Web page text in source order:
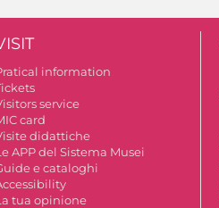
information
service
card
didattiche
APP del Sistema Musei
e cataloghi
tua opinione